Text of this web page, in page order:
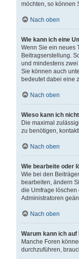
möchten, so können
Nach oben
Wie kann ich eine
Wenn Sie ein neues
Beitragserstellung.
und mindestens
Sie können auch
bedeutet dabei eine
Nach oben
Wieso kann ich
Die maximal
zu benötigen,
Nach oben
Wie bearbeite oder
Wie bei den
bearbeiten, ändern
die Umfrage
Administratoren
Nach oben
Warum kann ich
Manche Foren
durchzuführen,